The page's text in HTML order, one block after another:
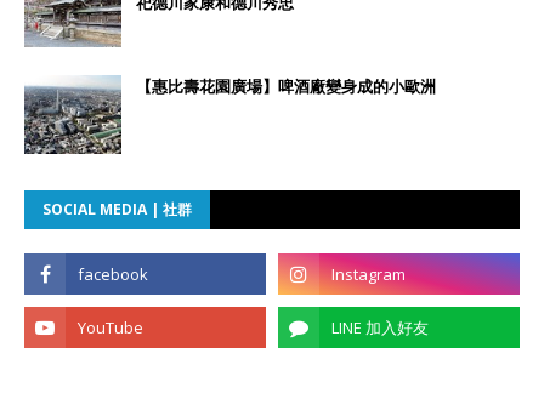
【惠比壽花園廣場】啤酒廠變身成的小歐洲
SOCIAL MEDIA | 社群